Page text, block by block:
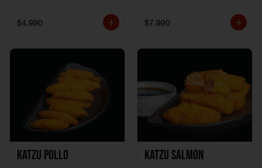
$4.990 $7.990
Katzu Pollo Katzu Salmón